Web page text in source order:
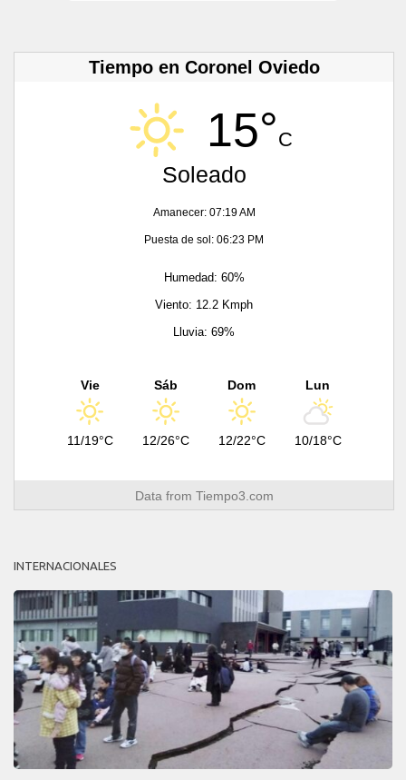
Tiempo en Coronel Oviedo
15°C
Soleado
Amanecer: 07:19 AM
Puesta de sol: 06:23 PM
Humedad: 60%
Viento: 12.2 Kmph
Lluvia: 69%
Vie
11/19°C
Sáb
12/26°C
Dom
12/22°C
Lun
10/18°C
Data from Tiempo3.com
INTERNACIONALES